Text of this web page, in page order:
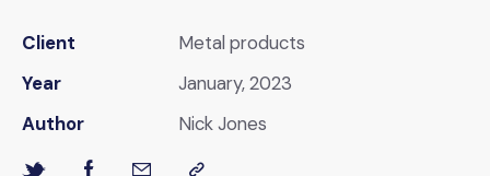
Client
Metal products
Year
January, 2023
Author
Nick Jones